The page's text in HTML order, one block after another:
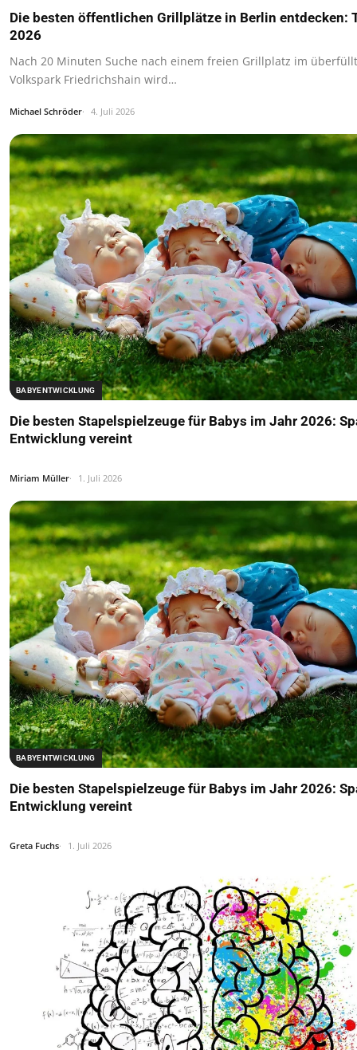
Die besten öffentlichen Grillplätze in Berlin entdecken:
2026
Nach 20 Minuten Suche nach einem freien Grillplatz im
Volkspark Friedrichshain wird…
Michael Schröder 4. Juli 2026
BABYENTWICKLUNG
Die besten Stapelspielzeuge für Babys im Jahr 2026:
Entwicklung vereint
Miriam Müller 1. Juli 2026
BABYENTWICKLUNG
Die besten Stapelspielzeuge für Babys im Jahr 2026:
Entwicklung vereint
Greta Fuchs 1. Juli 2026